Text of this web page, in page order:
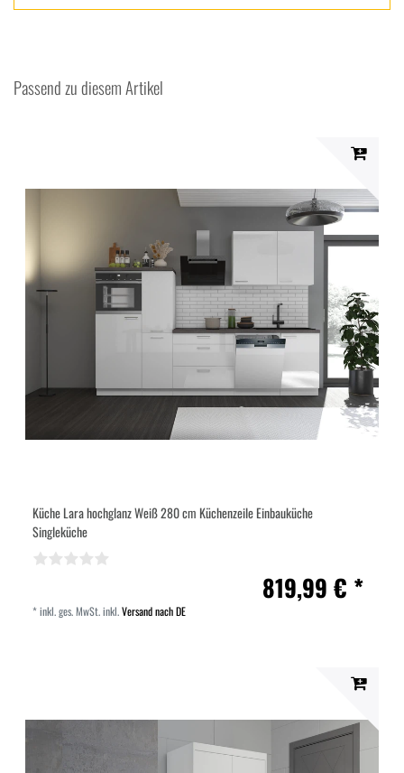
Passend zu diesem Artikel
Küche Lara hochglanz Weiß 280 cm Küchenzeile Einbauküche
Singleküche
819,99 € *
*inkl. ges. MwSt.inkl.Versand nach DE